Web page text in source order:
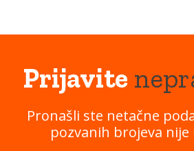
Prijavite
Pronašli ste netačne
pozvanih brojeva nije